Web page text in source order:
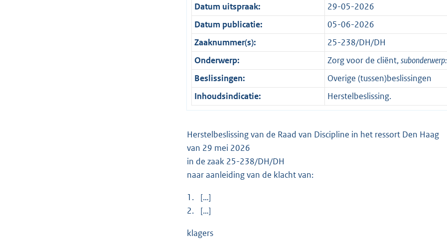
Datum uitspraak:
29-05-2026
Datum publicatie:
05-06-2026
Zaaknummer(s):
25-238/DH/DH
Onderwerp:
Zorg voor de cliënt,subonderwerp:
Beslissingen:
Overige (tussen)beslissingen
Inhoudsindicatie:
Herstelbeslissing.
Herstelbeslissing van de Raad van Discipline in het ressort Den Haag
van 29 mei 2026
in de zaak 25-238/DH/DH
naar aanleiding van de klacht van:
1. […]
2. […]
klagers